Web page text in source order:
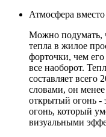
Атмосфера
Можно подумать,
тепла в жилое
форточки, чем
все наоборот.
составляет
словами, он
открытый огонь -
огонь, который
визуальными